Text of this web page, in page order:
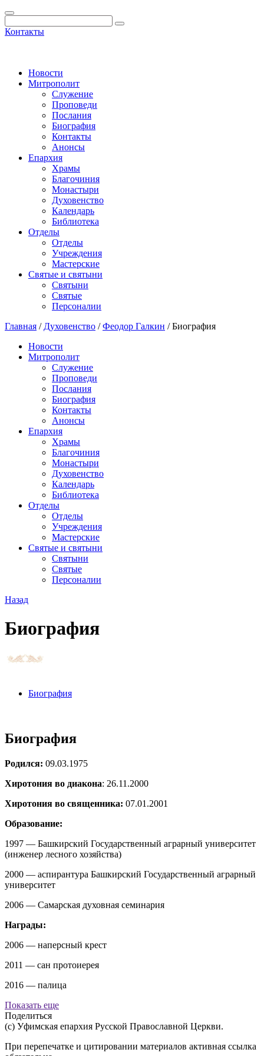
Контакты
Новости
Митрополит
Служение
Проповеди
Послания
Биография
Контакты
Анонсы
Епархия
Храмы
Благочиния
Монастыри
Духовенство
Календарь
Библиотека
Отделы
Отделы
Учреждения
Мастерские
Святые и святыни
Cвятыни
Cвятые
Персоналии
Главная / Духовенство /Феодор Галкин /Биография
Новости
Митрополит
Служение
Проповеди
Послания
Биография
Контакты
Анонсы
Епархия
Храмы
Благочиния
Монастыри
Духовенство
Календарь
Библиотека
Отделы
Отделы
Учреждения
Мастерские
Святые и святыни
Cвятыни
Cвятые
Персоналии
Назад
Биография
Биография
Биография
Родился: 09.03.1975
Хиротония во диакона: 26.11.2000
Хиротония во священника: 07.01.2001
Образование:
1997 — Башкирский Государственный аграрный университет
(инженер лесного хозяйства)
2000 — аспирантура Башкирский Государственный аграрный
университет
2006 — Самарская духовная семинария
Награды:
2006 — наперсный крест
2011 — сан протоиерея
2016 — палица
Показать еще
Поделиться
(с) Уфимская епархия Русской Православной Церкви.
При перепечатке и цитировании материалов активная ссылка